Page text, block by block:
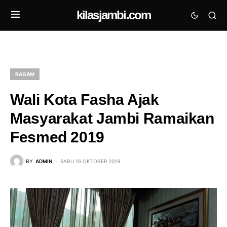
kilasjambi.com
RAGAM
Wali Kota Fasha Ajak
Masyarakat Jambi Ramaikan
Fesmed 2019
BY ADMIN RABU 16 OKTOBER 2019